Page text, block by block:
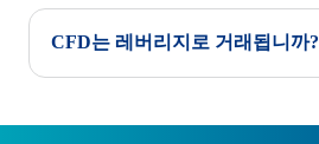
CFD는 레버리지로 거래됩니까?